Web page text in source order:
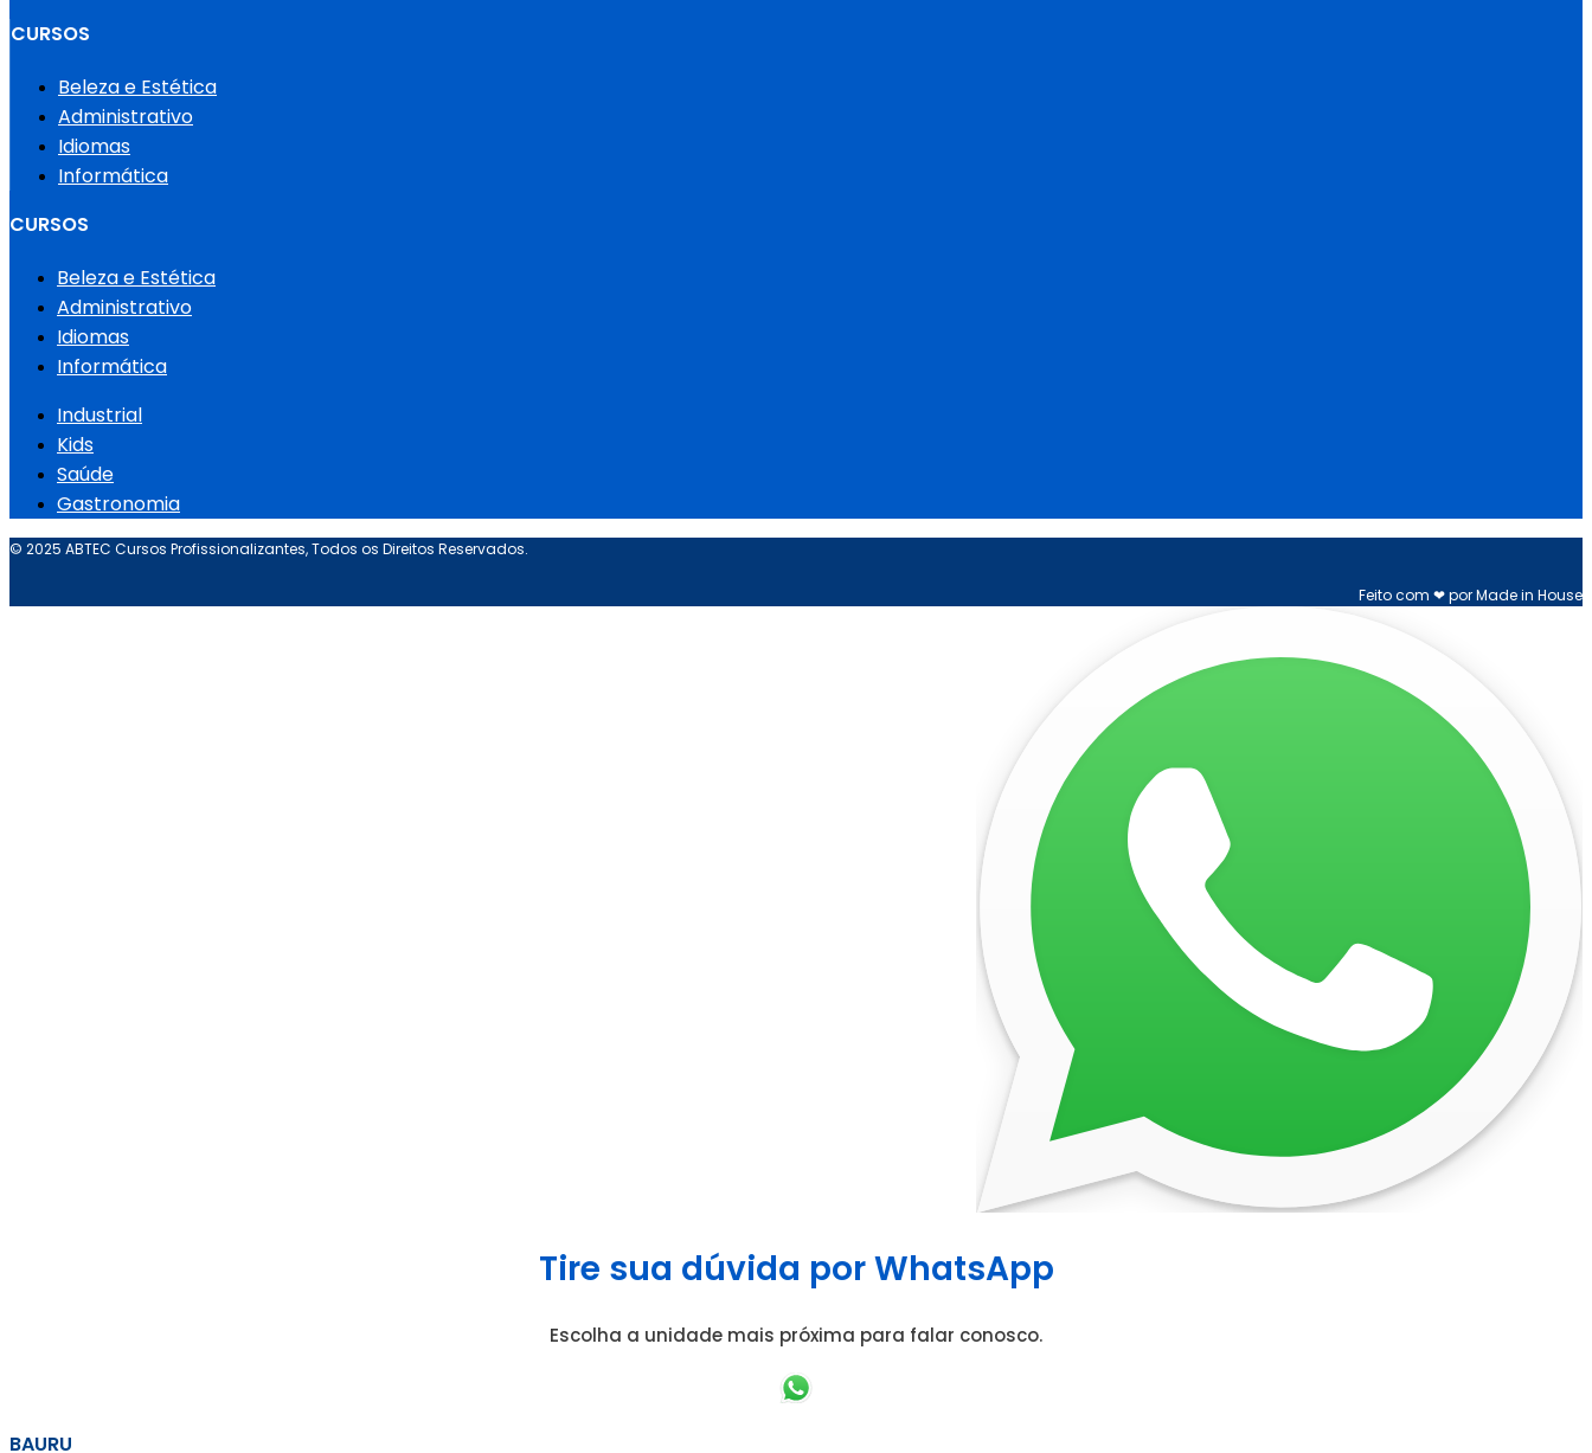
CURSOS
Beleza e Estética
Administrativo
Idiomas
Informática
CURSOS
Beleza e Estética
Administrativo
Idiomas
Informática
Industrial
Kids
Saúde
Gastronomia
© 2025 ABTEC Cursos Profissionalizantes, Todos os Direitos Reservados.
Feito com ❤ por Made in House
Tire sua dúvida por WhatsApp
Escolha a unidade mais próxima para falar conosco.
BAURU